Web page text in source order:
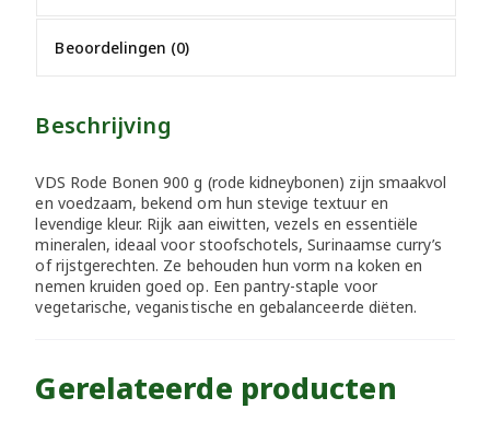
Beoordelingen (0)
Beschrijving
VDS Rode Bonen 900 g (rode kidneybonen) zijn smaakvol
en voedzaam, bekend om hun stevige textuur en
levendige kleur. Rijk aan eiwitten, vezels en essentiële
mineralen, ideaal voor stoofschotels, Surinaamse curry’s
of rijstgerechten. Ze behouden hun vorm na koken en
nemen kruiden goed op. Een pantry-staple voor
vegetarische, veganistische en gebalanceerde diëten.
Gerelateerde producten